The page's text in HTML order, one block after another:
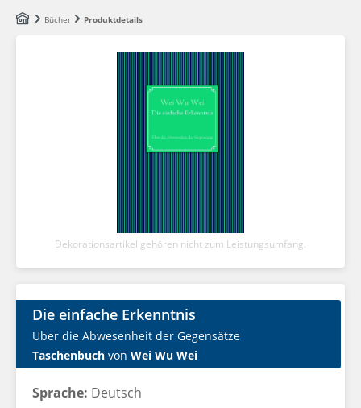
Zum Hauptinhalt springen
Bücher Produktdetails
Dekorationsartikel gehören nicht zum Leistungsumfang.
Die einfache Erkenntnis
Über die Abwesenheit der Gegensätze
Taschenbuch von Wei Wu Wei
Sprache: Deutsch